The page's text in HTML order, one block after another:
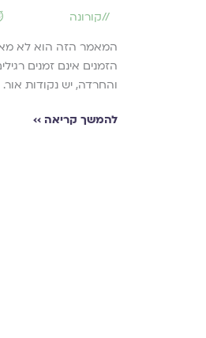
//קורונה
⏱️
המאמר הזה הוא לא
הזמנים אינם זמנים
והחרדה, יש נקודות אור.
להמשך קריאה ››